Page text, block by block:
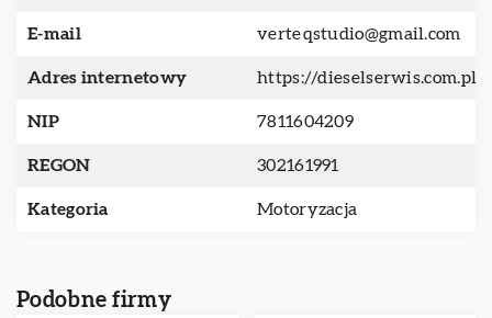
E-mail verteqstudio@gmail.com
Adres internetowy https://dieselserwis.com.pl
NIP 7811604209
REGON 302161991
Kategoria Motoryzacja
Podobne firmy